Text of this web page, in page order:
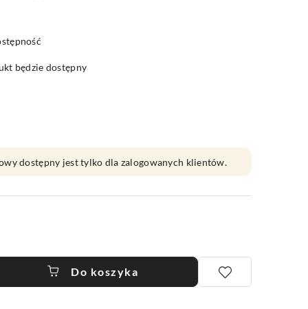
będzie dostępny
dostępny jest tylko dla zalogowanych klientów.
Do koszyka